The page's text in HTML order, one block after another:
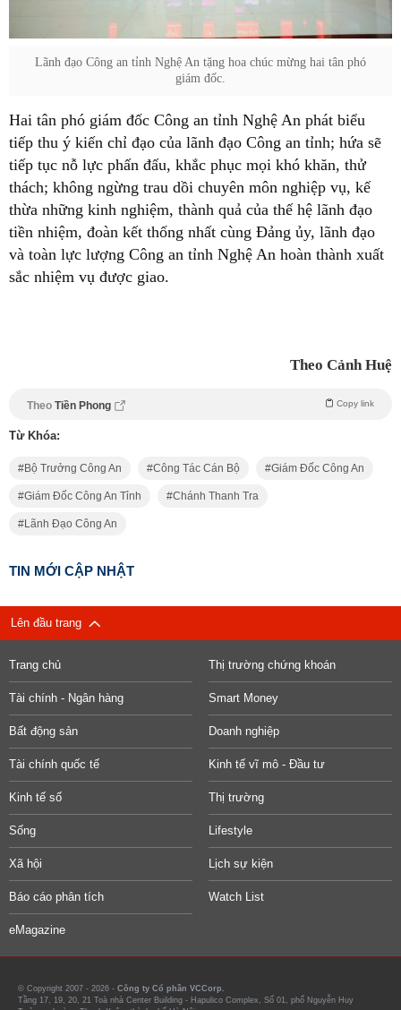
Lãnh đạo Công an tỉnh Nghệ An tặng hoa chúc mừng hai tân phó
giám đốc.
Hai tân phó giám đốc Công an tỉnh Nghệ An phát biểu
tiếp thu ý kiến chỉ đạo của lãnh đạo Công an tỉnh; hứa sẽ
tiếp tục nỗ lực phấn đấu, khắc phục mọi khó khăn, thử
thách; không ngừng trau dồi chuyên môn nghiệp vụ, kế
thừa những kinh nghiệm, thành quả của thế hệ lãnh đạo
tiền nhiệm, đoàn kết thống nhất cùng Đảng ủy, lãnh đạo
và toàn lực lượng Công an tỉnh Nghệ An hoàn thành xuất
sắc nhiệm vụ được giao.
Theo Cảnh Huệ
Theo Tiền Phong Copy link
Từ Khóa:
Bộ Trưởng Công An Công Tác Cán Bộ Giám Đốc Công An
Giám Đốc Công An Tỉnh Chánh Thanh Tra
Lãnh Đạo Công An
TIN MỚI CẬP NHẬT
Lên đầu trang
Trang chủ Thị trường chứng khoán
Tài chính - Ngân hàng Smart Money
Bất động sản Doanh nghiệp
Tài chính quốc tế Kinh tế vĩ mô - Đầu tư
Kinh tế số Thị trường
Sống Lifestyle
Xã hội Lịch sự kiện
Báo cáo phân tích Watch List
eMagazine
© Copyright 2007 - 2026 - Công ty Cổ phần VCCorp.
Tầng 17, 19, 20, 21 Toà nhà Center Building - Hapulico Complex, Số 01, phố Nguyễn Huy